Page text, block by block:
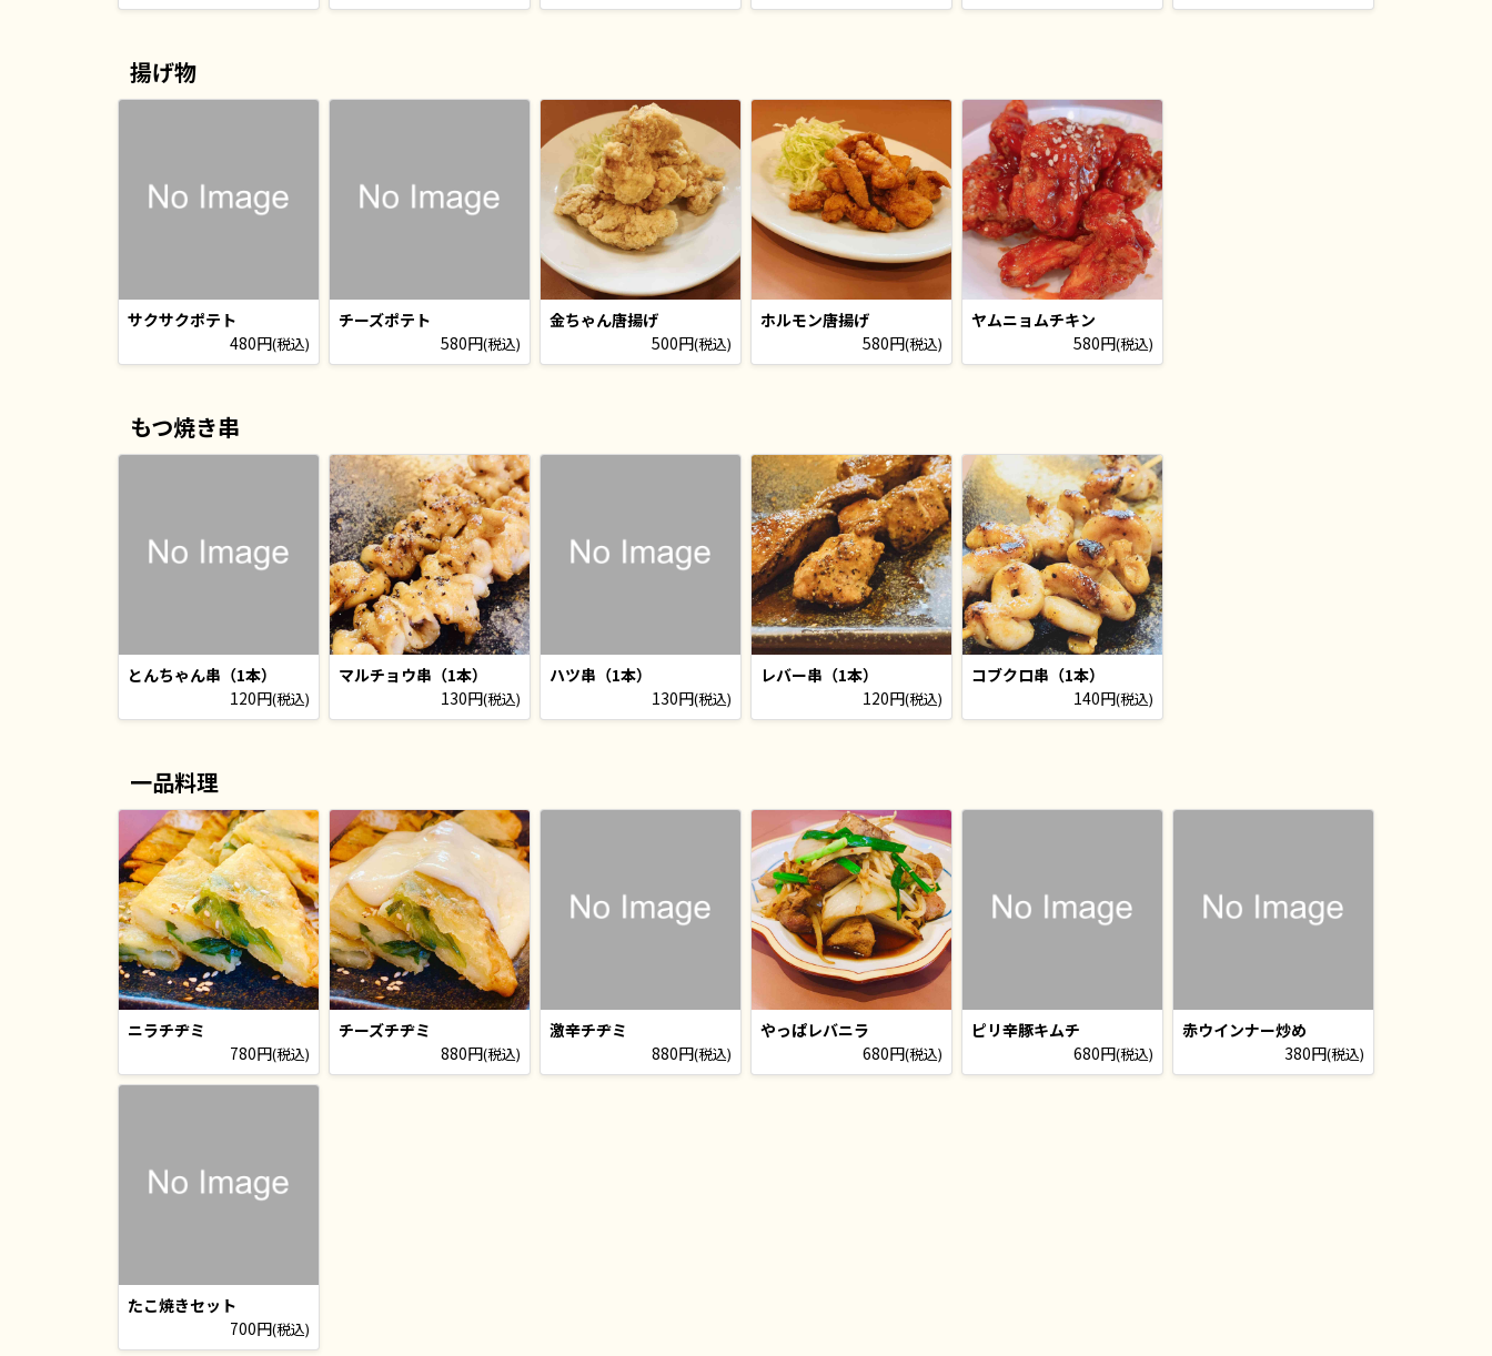
揚げ物
サクサクポテト
480円(税込)
チーズポテト
580円(税込)
金ちゃん唐揚げ
500円(税込)
ホルモン唐揚げ
580円(税込)
ヤムニョムチキン
580円(税込)
もつ焼き串
とんちゃん串（1本）
120円(税込)
マルチョウ串（1本）
130円(税込)
ハツ串（1本）
130円(税込)
レバー串（1本）
120円(税込)
コブクロ串（1本）
140円(税込)
一品料理
ニラチヂミ
780円(税込)
チーズチヂミ
880円(税込)
激辛チヂミ
880円(税込)
やっぱレバニラ
680円(税込)
ピリ辛豚キムチ
680円(税込)
赤ウインナー炒め
380円(税込)
たこ焼きセット
700円(税込)